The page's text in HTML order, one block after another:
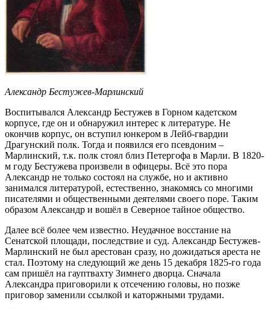
Александр Бестужев-Марлинский
Воспитывался Александр Бестужев в Горном кадетском
корпусе, где он и обнаружил интерес к литературе. Не
окончив корпус, он вступил юнкером в Лейб-гвардии
Драгунский полк. Тогда и появился его псевдоним –
Марлинский, т.к. полк стоял близ Петергофа в Марли. В 1820-
м году Бестужева произвели в офицеры. Всё это пора
Александр не только состоял на службе, но и активно
занимался литературой, естественно, знакомясь со многими
писателями и общественными деятелями своего поре. Таким
образом Александр и вошёл в Северное тайное общество.
Далее всё более чем известно. Неудачное восстание на
Сенатской площади, последствие и суд. Александр Бестужев-
Марлинский не был арестован сразу, но дожидаться ареста не
стал. Поэтому на следующий же день 15 декабря 1825-го года
сам пришёл на гауптвахту Зимнего дворца. Сначала
Александра приговорили к отсечению головы, но позже
приговор заменили ссылкой и каторжными трудами.